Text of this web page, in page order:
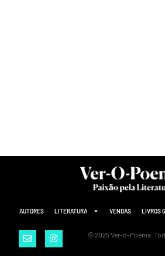
AUTORES LITERATURA VENDAS LIVROS
© 2025 Ver-o-Poema.